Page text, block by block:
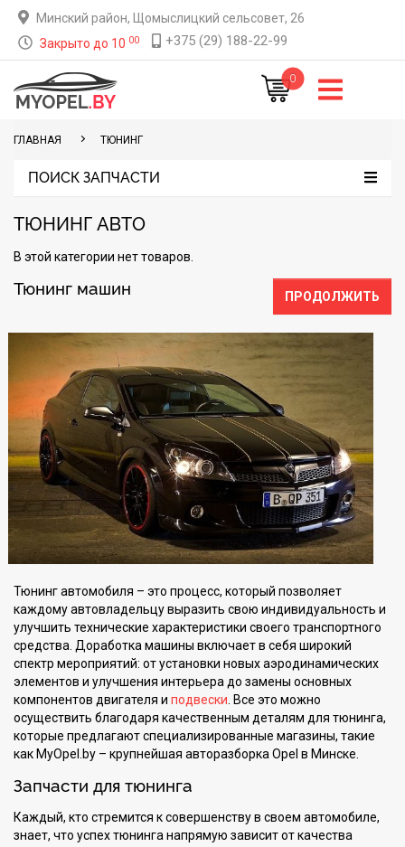
Минский район, Щомыслицкий сельсовет, 26
Закрыто до 10 00 +375 (29) 188-22-99
0
ГЛАВНАЯ TЮНИНГ
ПОИСК ЗАПЧАСТИ
ТЮНИНГ АВТО
В этой категории нет товаров.
ПРОДОЛЖИТЬ
Тюнинг машин
Тюнинг автомобиля – это процесс, который позволяет
каждому автовладельцу выразить свою индивидуальность и
улучшить технические характеристики своего транспортного
средства. Доработка машины включает в себя широкий
спектр мероприятий: от установки новых аэродинамических
элементов и улучшения интерьера до замены основных
компонентов двигателя и подвески. Все это можно
осуществить благодаря качественным деталям для тюнинга,
которые предлагают специализированные магазины, такие
как MyOpel.by – крупнейшая авторазборка Opel в Минске.
Запчасти для тюнинга
Каждый, кто стремится к совершенству в своем автомобиле,
знает, что успех тюнинга напрямую зависит от качества